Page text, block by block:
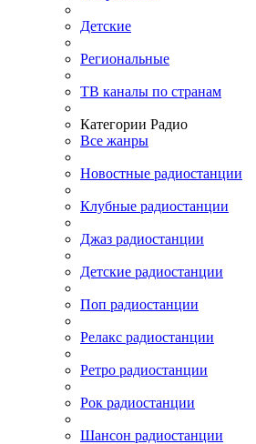
Детские
Региональные
ТВ каналы по странам
Категории Радио
Все жанры
Новостные радиостанции
Клубные радиостанции
Джаз радиостанции
Детские радиостанции
Поп радиостанции
Релакс радиостанции
Ретро радиостанции
Рок радиостанции
Шансон радиостанции